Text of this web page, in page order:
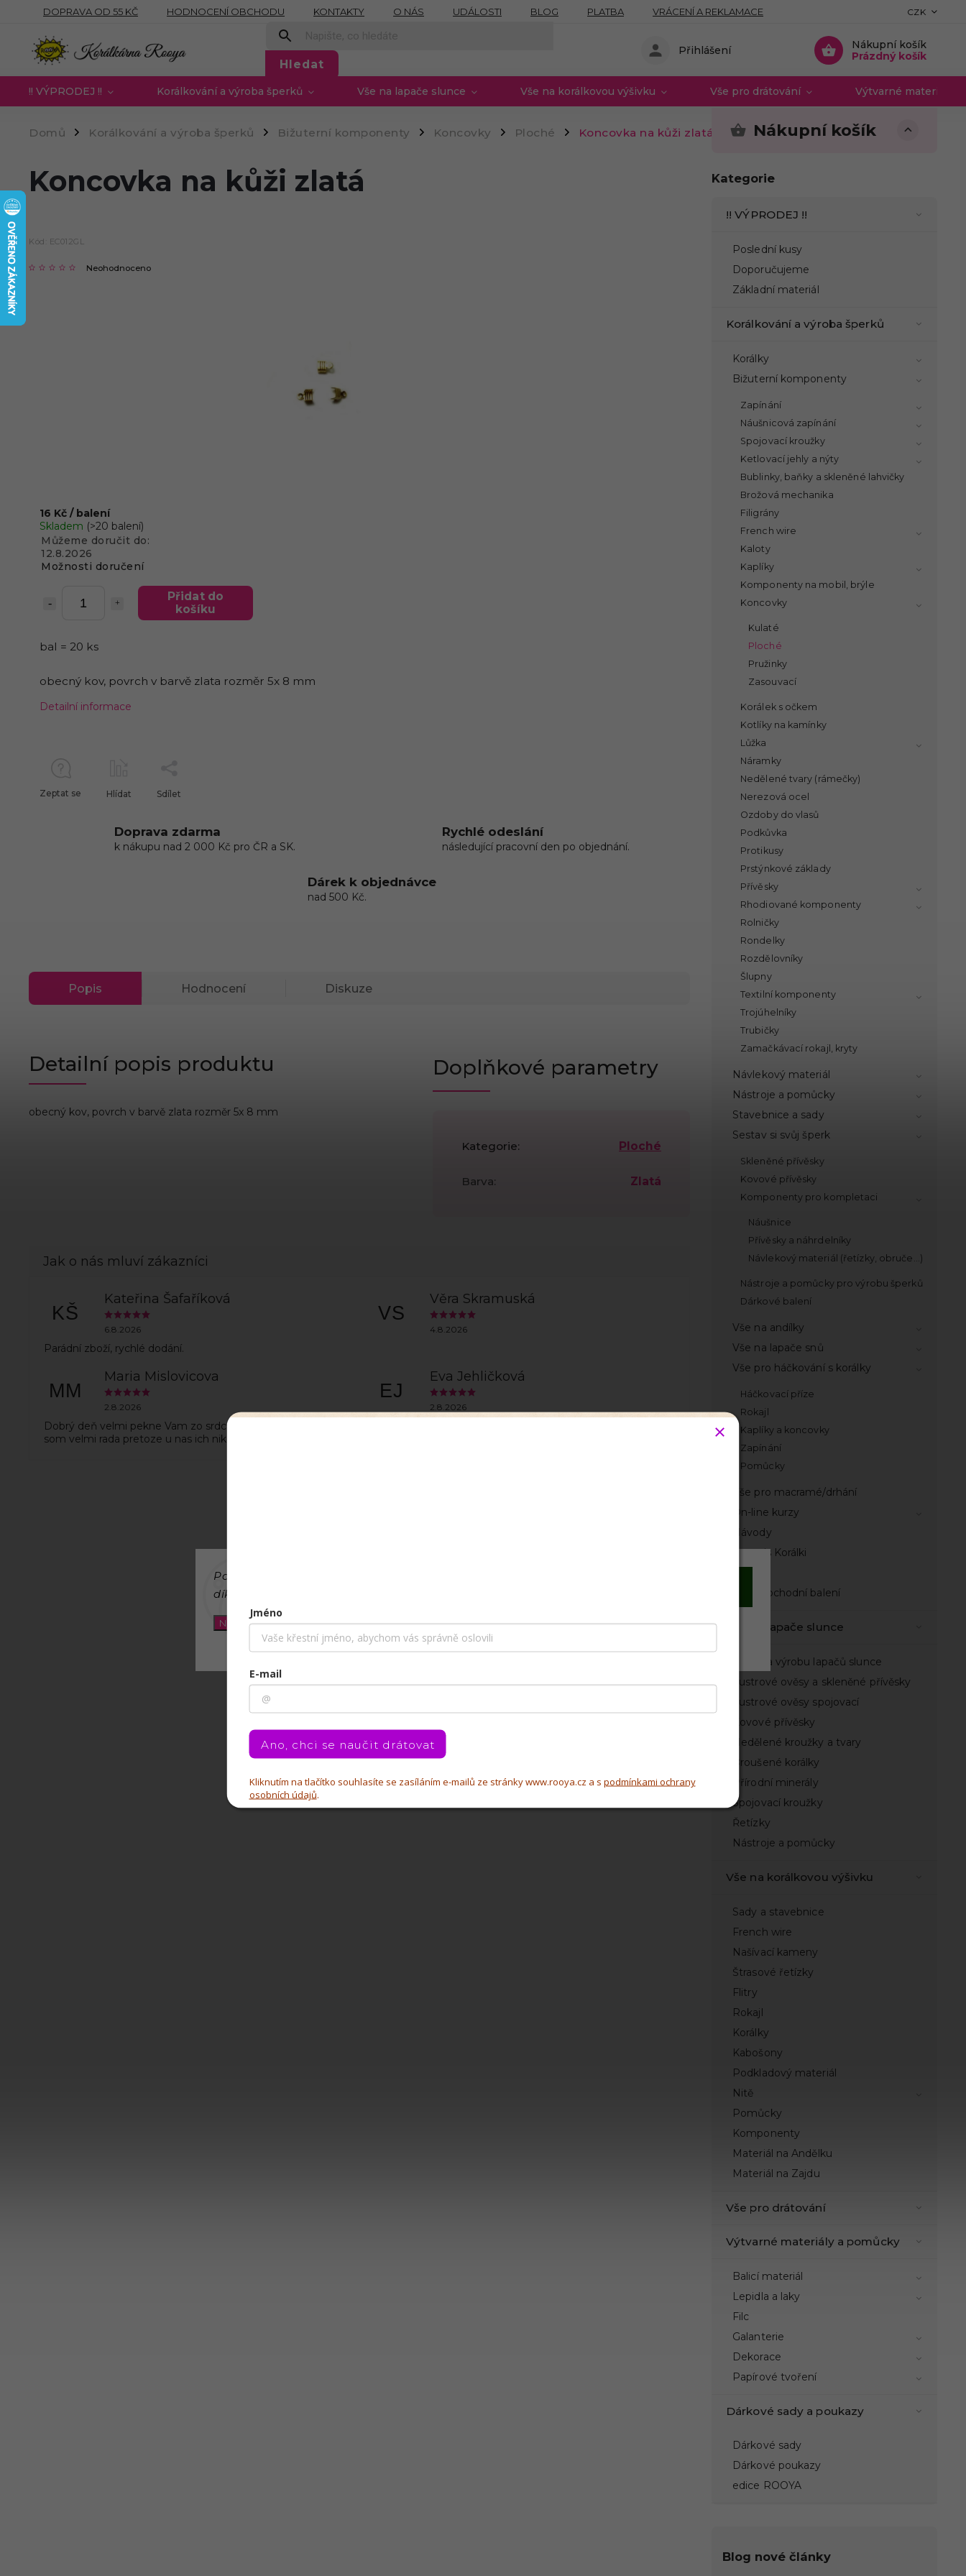
Používáme cookies, abychom Vám umožnili pohodlné prohlížení webu a
díky analýze provozu webu ho neustále zlepšovali.
Nastavení
DOPRAVA OD 55 KČ HODNOCENÍ OBCHODU KONTAKTY O NÁS UDÁLOSTI BLOG PLATBA
VRÁCENÍ A REKLAMACE
PODMÍNKY OCHRANY OSOBNÍCH ÚDAJŮ
CZK
Hledat
Nákupní košík
Prázdný košík
Přihlášení
!! VÝPRODEJ !! Korálkování a výroba šperků Vše na lapače slunce Vše na korálkovou výšivku Vše pro drátování Výtvarné materiály a
Domů / Korálkování a výroba šperků / Bižuterní komponenty / Koncovky / Ploché / Koncovka na kůži zlatá Nákupní košík
Kategorie
!! VÝPRODEJ !!
Poslední kusy
Doporučujeme
Základní materiál
Korálkování a výroba šperků
Korálky
Bižuterní komponenty
Zapínání
Náušnicová zapínání
Spojovací kroužky
Ketlovací jehly a nýty
Bublinky, baňky a skleněné lahvičky
Brožová mechanika
Filigrány
French wire
Kaloty
Kaplíky
Komponenty na mobil, brýle
Koncovky
Kulaté
Ploché
Pružinky
Zasouvací
Korálek s očkem
Kotlíky na kamínky
Lůžka
Náramky
Nedělené tvary (rámečky)
Nerezová ocel
Ozdoby do vlasů
Podkůvka
Protikusy
Prstýnkové základy
Přívěsky
Rhodiované komponenty
Rolničky
Rondelky
Rozdělovníky
Šlupny
Textilní komponenty
Trojúhelníky
Trubičky
Zamačkávací rokajl, kryty
Návlekový materiál
Nástroje a pomůcky
Stavebnice a sady
Sestav si svůj šperk
Skleněné přívěsky
Kovové přívěsky
Komponenty pro kompletaci
Náušnice
Přívěsky a náhrdelníky
Návlekový materiál (řetízky, obruče...)
Nástroje a pomůcky pro výrobu šperků
Dárkové balení
Vše na andílky
Vše na lapače snů
Vše pro háčkování s korálky
Háčkovací příze
Rokajl
Kaplíky a koncovky
Zapínání
Pomůcky
Vše pro macramé/drhání
On-line kurzy
Návody
Časopis Korálki
Velkoobchodní balení
Vše na lapače slunce
Sady na výrobu lapačů slunce
Lustrové ověsy a skleněné přívěsky
Lustrové ověsy spojovací
Kovové přívěsky
Nedělené kroužky a tvary
Broušené korálky
Přírodní minerály
Spojovací kroužky
Řetízky
Nástroje a pomůcky
Vše na korálkovou výšivku
Sady a stavebnice
French wire
Našívací kameny
Štrasové řetízky
Flitry
Rokajl
Korálky
Kabošony
Podkladový materiál
Nitě
Pomůcky
Komponenty
Materiál na Andělku
Materiál na Zajdu
Vše pro drátování
Výtvarné materiály a pomůcky
Balicí materiál
Lepidla a laky
Filc
Galanterie
Dekorace
Papírové tvoření
Dárkové sady a poukazy
Dárkové sady
Dárkové poukazy
edice ROOYA
Blog nové články
Koncovka na kůži zlatá
Kód: EC012GL
Neohodnoceno
16 Kč / balení
Skladem (>20 balení)
Můžeme doručit do:
12.8.2026
Možnosti doručení
Přidat do
košíku
bal = 20 ks
obecný kov, povrch v barvě zlata rozměr 5x 8 mm
Detailní informace
Zeptat se Hlídat Sdílet
Doprava zdarma
k nákupu nad 2 000 Kč pro ČR a SK.
Rychlé odeslání
následující pracovní den po objednání.
Dárek k objednávce
nad 500 Kč.
Popis Hodnocení Diskuze
Detailní popis produktu
obecný kov, povrch v barvě zlata rozměr 5x 8 mm
Doplňkové parametry
Kategorie: Ploché
Barva: Zlatá
KŠ
Kateřina Šafaříková
6.8.2026
Parádní zboží, rychlé dodání.
VS
Věra Skramuská
4.8.2026
MM
Maria Mislovicova
2.8.2026
Dobrý deň velmi pekne Vam zo srdca dakujem za hacky
som velmi rada pretoze u nas ich nikde nedostamem
EJ
Eva Jehličková
2.8.2026
Jméno
E-mail
Ano, chci se naučit drátovat
Kliknutím na tlačítko souhlasíte se zasíláním e-mailů ze stránky www.rooya.cz a s podmínkami ochrany
osobních údajů.